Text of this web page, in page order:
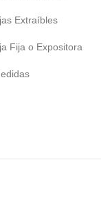
Extraíbles
o Expositora